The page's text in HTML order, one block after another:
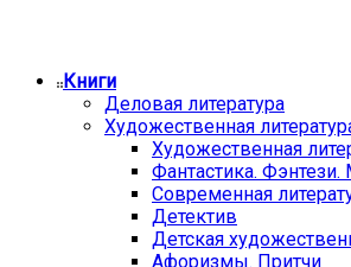
Книги
Деловая литература
Художественная
Художественная
Фантастика. Фэнтези.
Современная
Детектив
Детская
Афоризмы. Притчи